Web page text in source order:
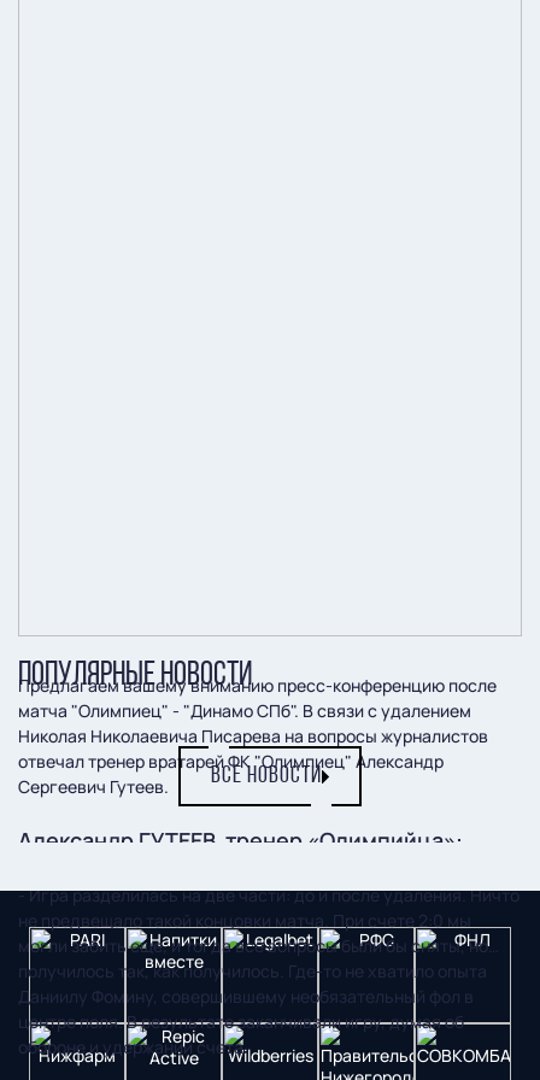
Предлагаем вашему вниманию пресс-конференцию после
матча "Олимпиец" - "Динамо СПб". В связи с удалением
Николая Николаевича Писарева на вопросы журналистов
отвечал тренер вратарей ФК "Олимпиец" Александр
Сергеевич Гутеев.
Александр ГУТЕЕВ, тренер «Олимпийца»:
- Игра разделилась на две части: до и после удаления. Ничто
не предвещало такой концовки матча. При счете 2:0 мы
могли забить еще, и тогда все вопросы были бы сняты, но…
получилось так, как получилось. Где-то не хватило опыта
Даниилу Фомину, совершившему необязательный фол в
центре поля. В результате заканчивали игру, думая об
обороне и удержании счета.
ПОПУЛЯРНЫЕ НОВОСТИ
ВСЕ НОВОСТИ